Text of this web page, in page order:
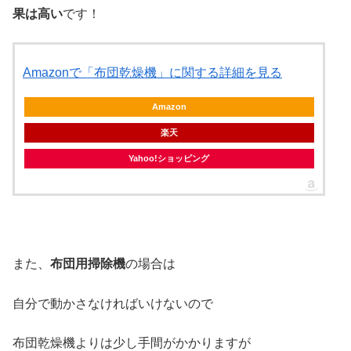
果は高いです！
Amazonで「布団乾燥機」に関する詳細を見る
Amazon
楽天
Yahoo!ショッピング
また、 布団用掃除機の場合は
自分で動かさなければいけないので
布団乾燥機よりは少し手間がかかりますが